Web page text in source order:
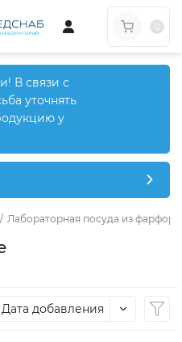
В связи с
уточнять
у
/ Лабораторная посуда из фарфора
Дата добавления